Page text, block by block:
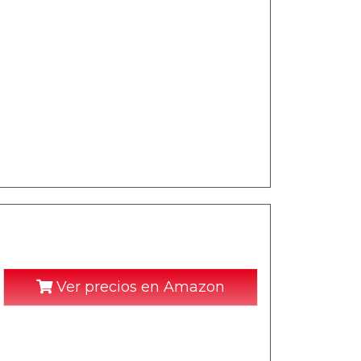
Ver precios en Amazon